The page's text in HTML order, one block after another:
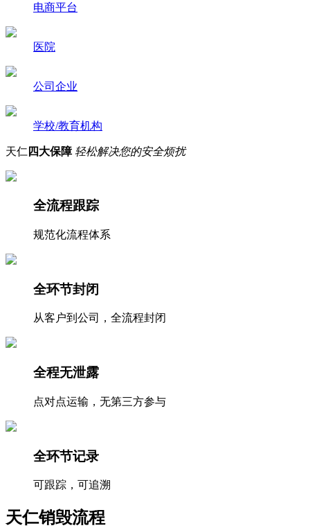
电商平台
医院
公司企业
学校/教育机构
天仁 四大保障 轻松解决您的安全烦扰
全流程跟踪
规范化流程体系
全环节封闭
从客户到公司，全流程封闭
全程无泄露
点对点运输，无第三方参与
全环节记录
可跟踪，可追溯
天仁销毁流程